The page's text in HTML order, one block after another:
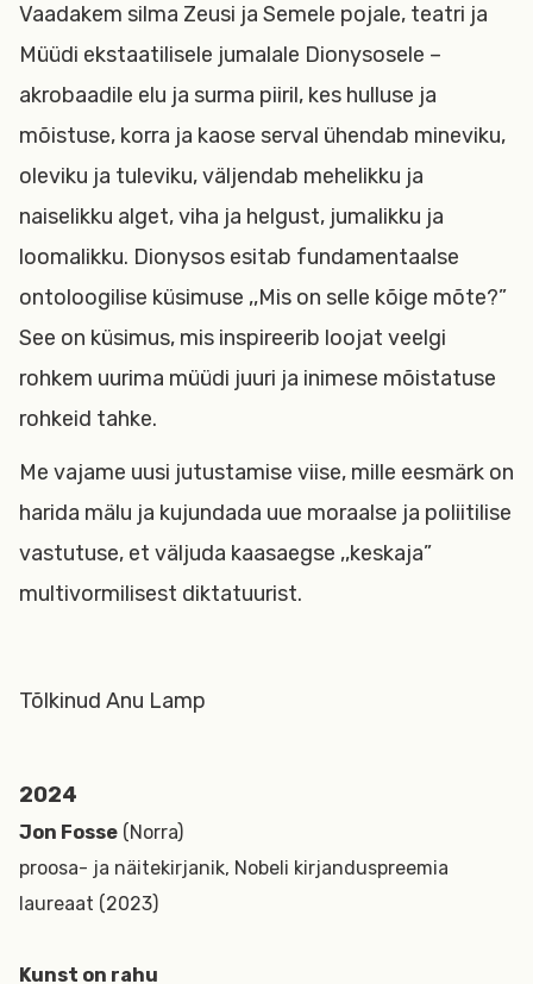
Vaadakem silma Zeusi ja Semele pojale, teatri ja
Müüdi ekstaatilisele jumalale Dionysosele –
akrobaadile elu ja surma piiril, kes hulluse ja
mõistuse, korra ja kaose serval ühendab mineviku,
oleviku ja tuleviku, väljendab mehelikku ja
naiselikku alget, viha ja helgust, jumalikku ja
loomalikku. Dionysos esitab fundamentaalse
ontoloogilise küsimuse ,,Mis on selle kõige mõte?”
See on küsimus, mis inspireerib loojat veelgi
rohkem uurima müüdi juuri ja inimese mõistatuse
rohkeid tahke.
Me vajame uusi jutustamise viise, mille eesmärk on
harida mälu ja kujundada uue moraalse ja poliitilise
vastutuse, et väljuda kaasaegse ,,keskaja”
multivormilisest diktatuurist.
Tõlkinud Anu Lamp
2024
Jon Fosse (Norra)
proosa- ja näitekirjanik, Nobeli kirjanduspreemia
laureaat (2023)
Kunst on rahu